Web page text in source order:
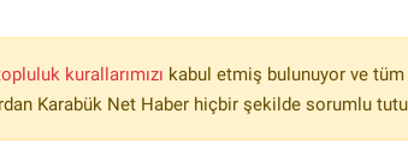
kurallarımızı kabul etmiş bulunuyor ve
Karabük Net Haber hiçbir şekilde sorumlu